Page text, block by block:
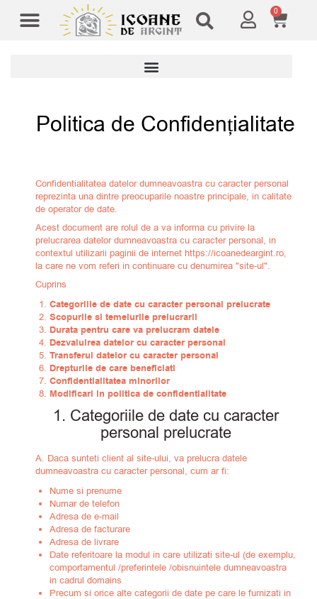
0
Politica de Confidențialitate
Confidentialitatea datelor dumneavoastra cu caracter personal
reprezinta una dintre preocuparile noastre principale, in calitate
de operator de date.
Acest document are rolul de a va informa cu privire la
prelucrarea datelor dumneavoastra cu caracter personal, in
contextul utilizarii paginii de internet https://icoanedeargint.ro,
la care ne vom referi in continuare cu denumirea "site-ul".
Cuprins
Categoriile de date cu caracter personal prelucrate
Scopurile si temeiurile prelucrarii
Durata pentru care va prelucram datele
Dezvaluirea datelor cu caracter personal
Transferul datelor cu caracter personal
Drepturile de care beneficiati
Confidentialitatea minorilor
Modificari in politica de confidentialitate
1. Categoriile de date cu caracter
personal prelucrate
A. Daca sunteti client al site-ului, va prelucra datele
dumneavoastra cu caracter personal, cum ar fi:
Nume si prenume
Numar de telefon
Adresa de e-mail
Adresa de facturare
Adresa de livrare
Date referitoare la modul in care utilizati site-ul (de exemplu,
comportamentul /preferintele /obisnuintele dumneavoastra
in cadrul domains
Precum si orice alte categorii de date pe care le furnizati in